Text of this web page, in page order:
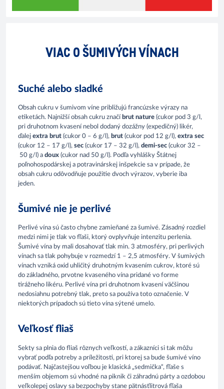
VIAC O ŠUMIVÝCH VÍNACH
Suché alebo sladké
Obsah cukru v šumivom víne približujú francúzske výrazy na
etiketách. Najnižší obsah cukru značí brut nature (cukor pod 3 g/l,
pri druhotnom kvasení nebol dodaný dozážny (expedičný) likér,
ďalej extra brut (cukor 0 – 6 g/l), brut (cukor pod 12 g/l), extra sec
(cukor 12 – 17 g/l), sec (cukor 17 – 32 g/l), demi-sec (cukor 32 –
50 g/l) a doux (cukor nad 50 g/l). Podľa vyhlášky Štátnej
poľnohospodárskej a potravinárskej inšpekcie sa v prípade, že
obsah cukru odôvodňuje použitie dvoch výrazov, vyberie iba
jeden.
Šumivé nie je perlivé
Perlivé vína sú často chybne zamieňané za šumivé. Zásadný rozdiel
medzi nimi je tlak vo fľaši, ktorý ovplyvňuje intenzitu perlenia.
Šumivé vína by mali dosahovať tlak min. 3 atmosféry, pri perlivých
vínach sa tlak pohybuje v rozmedzí 1 – 2,5 atmosféry. V šumivých
vínach vzniká oxid uhličitý druhotným kvasením cukrov, ktoré sú
do základného, prvotne kvaseného vína pridané vo forme
tirážneho likéru. Perlivé vína pri druhotnom kvasení väčšinou
nedosiahnu potrebný tlak, preto sa používa toto označenie. V
niektorých prípadoch sú tieto vína sýtené umelo.
Veľkosť fliaš
Sekty sa plnia do fliaš rôznych veľkostí, a zákazníci si tak môžu
vybrať podľa potreby a príležitosti, pri ktorej sa bude šumivé víno
podávať. Najčastejšou voľbou je klasická „sedmička“, fľaše s
menším objemom sú vhodné na piknik či záhradnú párty a ozdobou
veľkolepej oslavy sa bezpochyby stane pätnásťlitrová fľaša